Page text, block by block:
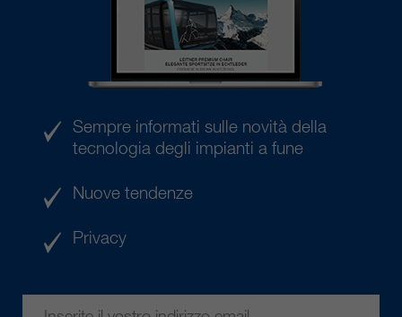
Sempre informati sulle novità della
tecnologia degli impianti a fune
Nuove tendenze
Privacy